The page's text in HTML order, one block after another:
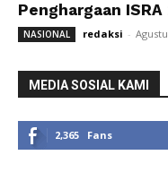
Penghargaan ISRA
NASIONAL redaksi -
MEDIA SOSIAL KAMI
2,365 Fans